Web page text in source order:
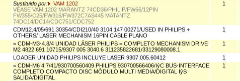
Sustituido por:
VAM 1202
VÉASE VAM 1202 MARANTZ 74CD36/PHILIP/FW66/12PIN
FW355/C25/FW316/FW372C7AS445 MATANTZ
74DC14/DC14/CDC751/CDC752
1
CDM12.4/05/691.30354/CDI210/40 3104 147 00271/USED IN PHILIPS +
OTHERS/ LASER MECHANISM 16PIN CABLE PLANO
1
= CDM-M3-4.8/4 UNIDAD LÁSER PHILIPS = COMPLETO MECHANISM DRIVE
M2 4822 691 10715/9307 005 3040.6 311235822681/33129080008.1
1
LOADER UNIDAD PHILIPS INCLUYE LASER 9307.005.60412 1
= CDM-M6 4.7/41/930700560409 PHILIPS 930700566406/IýC BUS-INTERFACE
COMPLETO COMPACTO DISC MÓDULO MULTI MEDIA/DIGITAL IýS
SALIDA/DIGITAL
1